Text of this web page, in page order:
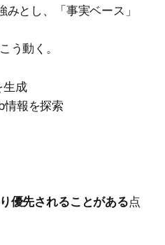
とし、「事実ベース」
う動く。
生成
情報を探索
優先されることがある点